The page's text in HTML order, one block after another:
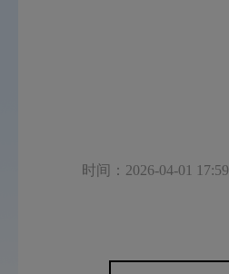
时间：2026-04-01 17:59